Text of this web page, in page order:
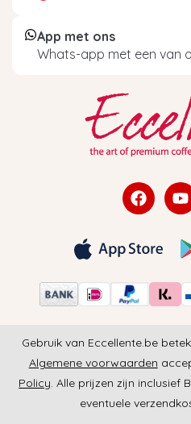
App met ons
Whats-app met een van
Gebruik van Eccellente.be
Algemene voorwaarden
Policy. Alle prijzen zijn inclusief
eventuele